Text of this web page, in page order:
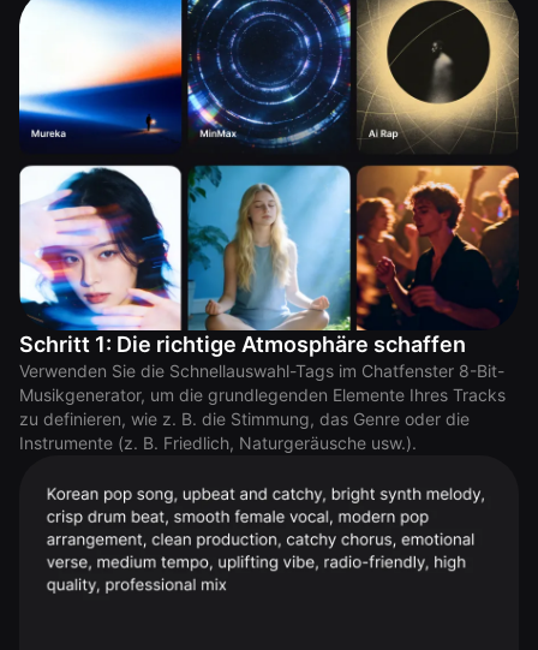
Schritt 1: Die richtige Atmosphäre schaffen
Verwenden Sie die Schnellauswahl-Tags im Chatfenster 8-Bit-
Musikgenerator, um die grundlegenden Elemente Ihres Tracks
zu definieren, wie z. B. die Stimmung, das Genre oder die
Instrumente (z. B. Friedlich, Naturgeräusche usw.).